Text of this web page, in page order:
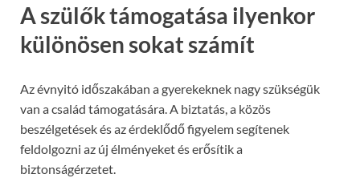
A szülők támogatása ilyenkor
különösen sokat számít
Az évnyitó időszakában a gyerekeknek nagy szükségük
van a család támogatására. A biztatás, a közös
beszélgetések és az érdeklődő figyelem segítenek
feldolgozni az új élményeket és erősítik a
biztonságérzetet.